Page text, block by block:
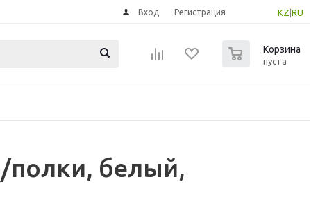
KZ RU
Вход Регистрация
Корзина
пуста
полки, белый,